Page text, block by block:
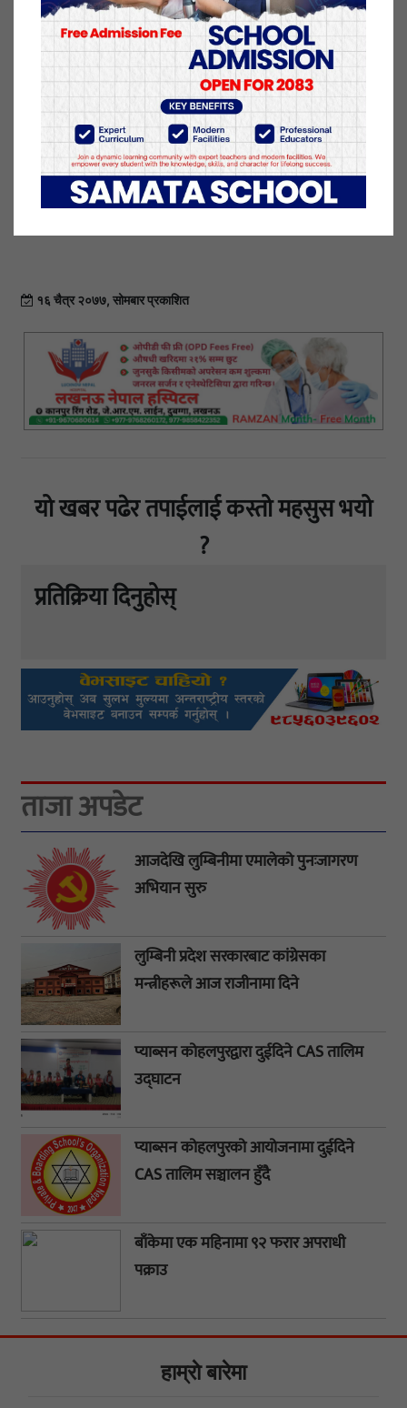
सटिक कारण अहिलेसम्म पत्ता लाग्न सकेको छैन। तर,
विशेषज्ञहरूले जेनेटिक कारणले क्यान्सर हुनसक्ने बताएका
छन्। परिवारमा कुनै मानिसमा क्यान्सर संक्रमण भए अरुमा
पनि हुने जोखिम हुन्छ।
बोन क्यान्सर हुँदा हड्डिमा दुखाई हुने, निरन्तर भइरहने दुखाई
रातिको समयमा बढ्ने, कुनै हड्डि अचानक टुट्ने, थकान र ज्वरो
आउने, अचानक तौल घट्ने लगायत लक्षण देखिन्छन्।
१६ चैत्र २०७७, सोमबार प्रकाशित
यो खबर पढेर तपाईलाई कस्तो महसुस भयो
?
प्रतिक्रिया दिनुहोस्
ताजा अपडेट
आजदेखि लुम्बिनीमा एमालेको पुनःजागरण
अभियान सुरु
लुम्बिनी प्रदेश सरकारबाट कांग्रेसका
मन्त्रीहरूले आज राजीनामा दिने
प्याब्सन कोहलपुरद्वारा दुईदिने CAS तालिम
उद्घाटन
प्याब्सन कोहलपुरको आयोजनामा दुईदिने
CAS तालिम सञ्चालन हुँदै
बाँकेमा एक महिनामा ९२ फरार अपराधी
पक्राउ
हाम्राे बारेमा